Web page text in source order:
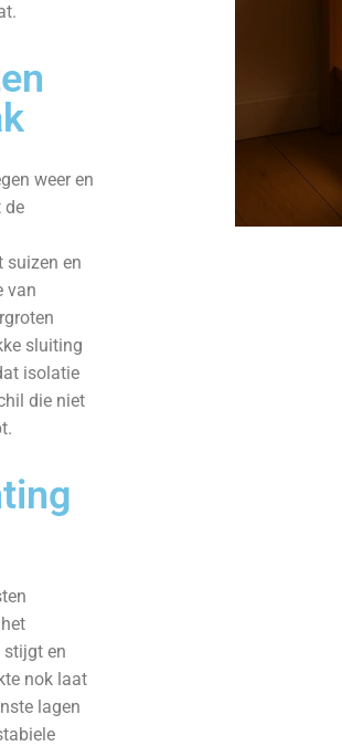
weer en
de
suizen en
van
sluiting
isolatie
die niet
stijgt en
nok laat
lagen